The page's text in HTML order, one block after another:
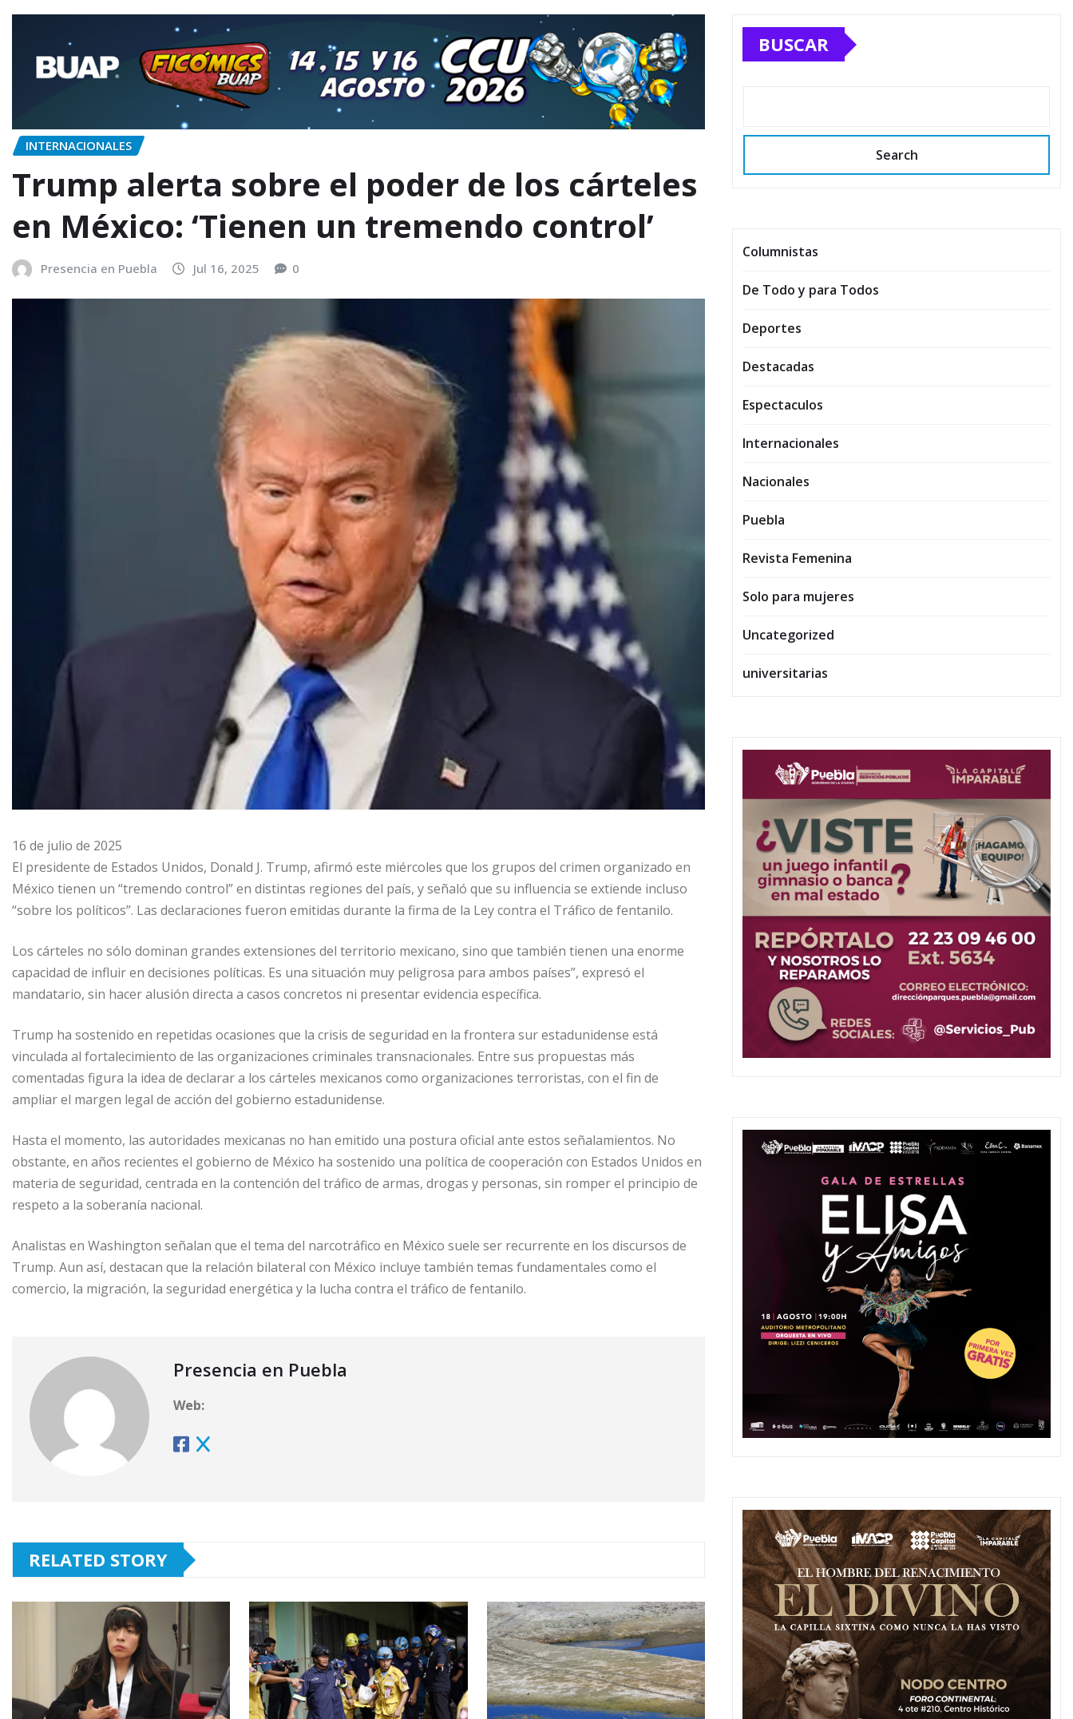
INTERNACIONALES
Trump alerta sobre el poder de los cárteles
en México: ‘Tienen un tremendo control’
Presencia en Puebla Jul 16, 2025 0
16 de julio de 2025
El presidente de Estados Unidos, Donald J. Trump, afirmó este miércoles que los grupos del crimen organizado en
México tienen un “tremendo control” en distintas regiones del país, y señaló que su influencia se extiende incluso
“sobre los políticos”. Las declaraciones fueron emitidas durante la firma de la Ley contra el Tráfico de fentanilo.
Los cárteles no sólo dominan grandes extensiones del territorio mexicano, sino que también tienen una enorme
capacidad de influir en decisiones políticas. Es una situación muy peligrosa para ambos países”, expresó el
mandatario, sin hacer alusión directa a casos concretos ni presentar evidencia específica.
Trump ha sostenido en repetidas ocasiones que la crisis de seguridad en la frontera sur estadunidense está
vinculada al fortalecimiento de las organizaciones criminales transnacionales. Entre sus propuestas más
comentadas figura la idea de declarar a los cárteles mexicanos como organizaciones terroristas, con el fin de
ampliar el margen legal de acción del gobierno estadunidense.
Hasta el momento, las autoridades mexicanas no han emitido una postura oficial ante estos señalamientos. No
obstante, en años recientes el gobierno de México ha sostenido una política de cooperación con Estados Unidos en
materia de seguridad, centrada en la contención del tráfico de armas, drogas y personas, sin romper el principio de
respeto a la soberanía nacional.
Analistas en Washington señalan que el tema del narcotráfico en México suele ser recurrente en los discursos de
Trump. Aun así, destacan que la relación bilateral con México incluye también temas fundamentales como el
comercio, la migración, la seguridad energética y la lucha contra el tráfico de fentanilo.
Presencia en Puebla
Web:
RELATED STORY
BUSCAR
Search
Columnistas
De Todo y para Todos
Deportes
Destacadas
Espectaculos
Internacionales
Nacionales
Puebla
Revista Femenina
Solo para mujeres
Uncategorized
universitarias